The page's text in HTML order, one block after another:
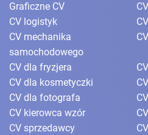
Graficzne CV
CV logistyk
CV mechanika
samochodowego
CV dla fryzjera
CV dla kosmetyczki
CV dla fotografa
CV kierowca wzór
CV sprzedawcy